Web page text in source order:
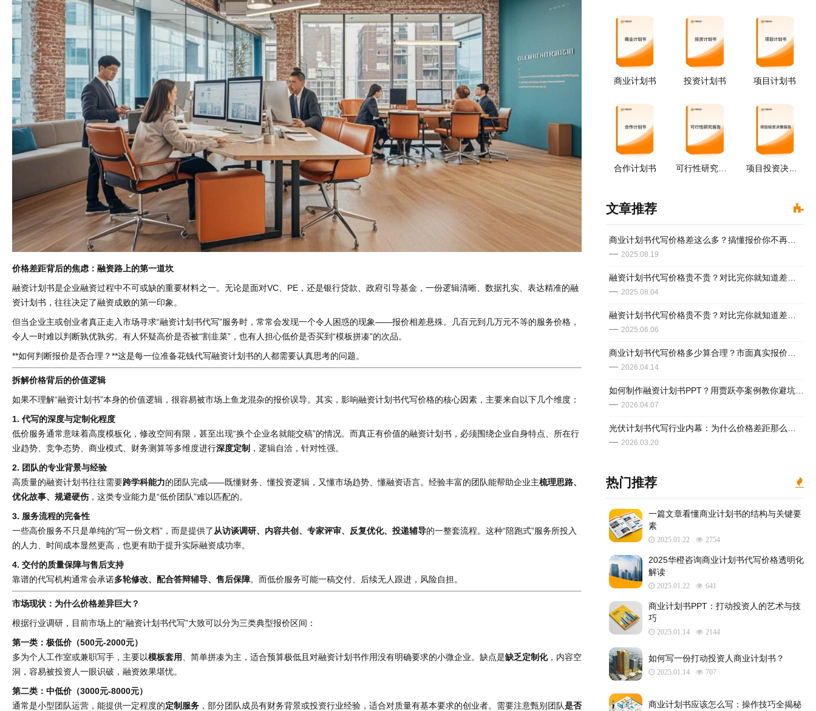
价格差距背后的焦虑：融资路上的第一道坎
融资计划书是企业融资过程中不可或缺的重要材料之一。无论是面对VC、PE，还是银行贷款、政府引导基金，一份逻辑清晰、数据扎实、表达精准的融
资计划书，往往决定了融资成败的第一印象。
但当企业主或创业者真正走入市场寻求“融资计划书代写”服务时，常常会发现一个令人困惑的现象——报价相差悬殊。几百元到几万元不等的服务价格，
令人一时难以判断孰优孰劣。有人怀疑高价是否被“割韭菜”，也有人担心低价是否买到“模板拼凑”的次品。
**如何判断报价是否合理？**这是每一位准备花钱代写融资计划书的人都需要认真思考的问题。
拆解价格背后的价值逻辑
如果不理解“融资计划书”本身的价值逻辑，很容易被市场上鱼龙混杂的报价误导。其实，影响融资计划书代写价格的核心因素，主要来自以下几个维度：
1. 代写的深度与定制化程度
低价服务通常意味着高度模板化，修改空间有限，甚至出现“换个企业名就能交稿”的情况。而真正有价值的融资计划书，必须围绕企业自身特点、所在行
业趋势、竞争态势、商业模式、财务测算等多维度进行深度定制 ，逻辑自洽，针对性强。
2. 团队的专业背景与经验
高质量的融资计划书往往需要跨学科能力的团队完成——既懂财务、懂投资逻辑，又懂市场趋势、懂融资语言。经验丰富的团队能帮助企业主梳理思路、
优化故事、规避硬伤 ，这类专业能力是“低价团队”难以匹配的。
3. 服务流程的完备性
一些高价服务不只是单纯的“写一份文档”，而是提供了从访谈调研、内容共创、专家评审、反复优化、投递辅导的一整套流程。这种“陪跑式”服务所投入
的人力、时间成本显然更高，也更有助于提升实际融资成功率。
4. 交付的质量保障与售后支持
靠谱的代写机构通常会承诺多轮修改、配合答辩辅导、售后保障。而低价服务可能一稿交付、后续无人跟进，风险自担。
市场现状：为什么价格差异巨大？
根据行业调研，目前市场上的“融资计划书代写”大致可以分为三类典型报价区间：
第一类：极低价（500元-2000元）
多为个人工作室或兼职写手，主要以模板套用 、简单拼凑为主，适合预算极低且对融资计划书作用没有明确要求的小微企业。缺点是缺乏定制化，内容空
洞，容易被投资人一眼识破，融资效果堪忧。
第二类：中低价（3000元-8000元）
通常是小型团队运营，能提供一定程度的定制服务 ，部分团队成员有财务背景或投资行业经验，适合对质量有基本要求的创业者。需要注意甄别团队是否
商业计划书 投资计划书 项目计划书
合作计划书 项目投资决策报告
文章推荐
2025.08.19
2025.08.04
2025.06.06
2026.04.14
2026.04.07
2026.03.20
热门推荐
一篇文章看懂商业计划书的结构与关键要
素
2025.01.22 2754
2025华橙咨询商业计划书代写价格透明化
解读
2025.01.22 641
​商业计划书PPT：打动投资人的艺术与技
巧
2025.01.14 2144
如何写一份打动投资人商业计划书？
2025.01.14 707
商业计划书应该怎么写：操作技巧全揭秘